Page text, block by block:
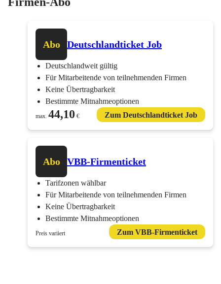
Abo Deutschlandticket Job
Deutschlandweit gültig
Für Mitarbeitende von teilnehmenden Firmen
Keine Übertragbarkeit
Bestimmte Mitnahmeoptionen
max. 44,10 € Zum Deutschlandticket Job
Abo VBB-Firmenticket
Tarifzonen wählbar
Für Mitarbeitende von teilnehmenden Firmen
Keine Übertragbarkeit
Bestimmte Mitnahmeoptionen
Preis variiert Zum VBB-Firmenticket